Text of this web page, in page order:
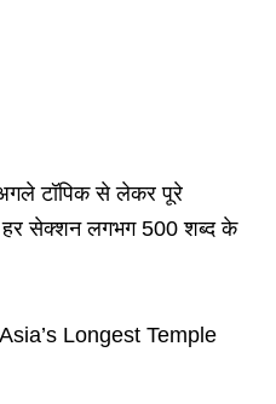
अगले टॉपिक से लेकर पूरे
हर सेक्शन लगभग 500 शब्द के
Asia’s Longest Temple